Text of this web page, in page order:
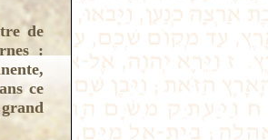
de
:
ce